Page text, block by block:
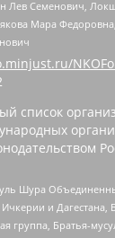
Лев Семенович,
Мара
список
Шура
и Дагестана,
группа, Братья-